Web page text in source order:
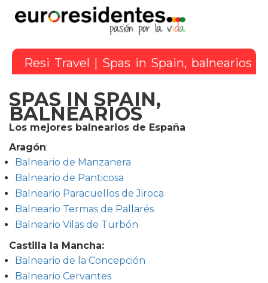
Resi Travel | Spas in Spain, balnearios
SPAS IN SPAIN,
BALNEARIOS
Los mejores balnearios de España
Aragón:
Balneario de Manzanera
Balneario de Panticosa
Balneario Paracuellos de Jiroca
Balneario Termas de Pallarés
Balneario Vilas de Turbón
Castilla la Mancha:
Balneario de la Concepción
Balneario Cervantes